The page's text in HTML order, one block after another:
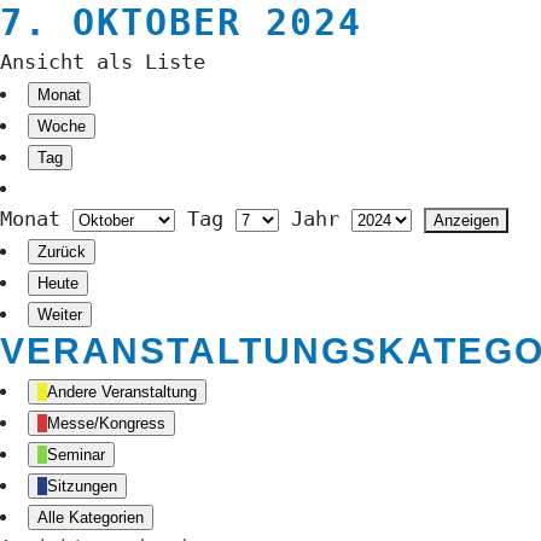
7. OKTOBER 2024
Ansicht als Liste
Monat
Woche
Tag
Monat Tag Jahr
Zurück
Heute
Weiter
Andere Veranstaltung
Messe/Kongress
Seminar
Sitzungen
Alle Kategorien